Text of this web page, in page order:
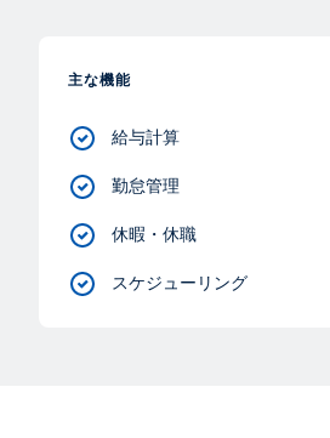
主な機能
給与計算
勤怠管理
休暇・休職
スケジューリング